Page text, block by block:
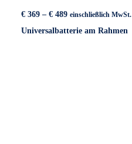
€ 369 – € 489Preisspanne:
bis
einschließlich MwSt.
Universalbatterie am Rahmen